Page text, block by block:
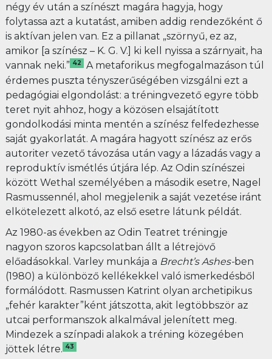
négy év után a színészt magára hagyja, hogy
folytassa azt a kutatást, amiben addig rendezőként ő
is aktívan jelen van. Ez a pillanat „szörnyű, ez az,
amikor [a színész – K. G. V.] ki kell nyissa a szárnyait, ha
vannak neki.” 42
A metaforikus megfogalmazáson túl
érdemes puszta tényszerűségében vizsgálni ezt a
pedagógiai elgondolást: a tréningvezető egyre több
teret nyit ahhoz, hogy a közösen elsajátított
gondolkodási minta mentén a színész felfedezhesse
saját gyakorlatát. A magára hagyott színész az erős
autoriter vezető távozása után vagy a lázadás vagy a
reproduktív ismétlés útjára lép. Az Odin színészei
között Wethal személyében a második esetre, Nagel
Rasmussennél, ahol megjelenik a saját vezetése iránt
elkötelezett alkotó, az első esetre látunk példát.
Az 1980-as években az Odin Teatret tréningje
nagyon szoros kapcsolatban állt a létrejövő
előadásokkal. Varley munkája a Brecht’s Ashes-ben
(1980) a különböző kellékekkel való ismerkedésből
formálódott. Rasmussen Katrint olyan archetipikus
„fehér karakter”ként játszotta, akit legtöbbször az
utcai performanszok alkalmával jelenített meg.
Mindezek a színpadi alakok a tréning közegében
jöttek létre. 43